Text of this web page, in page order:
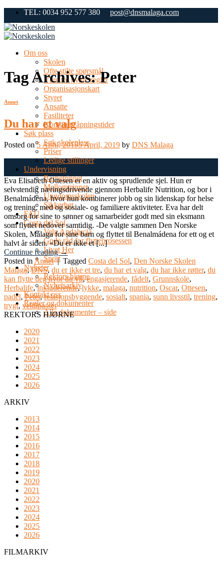
Skip
content
TEL: 0034 952 577 380 post@dnsmalaga.com
Om oss
Skolen
Ofte stilte spørsmål
Våre tre gylne regler
Organisasjonskart
Styret
Ansatte
Fasiliteter
Kontorets åpningstider
Søk plass
Søk skoleplass
Priser
Ledige stillinger
Undervisning
Barnetrinnet
Mellomtrinnet
Ungdomsskolen
Sikkerhet
FAU
Costa del Sol
Velg Andalucia
Gode råd for flytteprosessen
Livet Her
Sport
Nyheter
Rektors hjørne
Nyhetsarkiv
Kontakt oss
Regler og dokumenter
Alle dokumenter – side
Tag Archives:Peter
Annet
Du har et valg
Posted on5 April, 20195 April, 2019 by DNS Malaga
Apr
Eva Elisabeth Ottesen er en aktiv og sprudlende sjel. Hun er
selvstendig næringsdrivende gjennom Herbalife Nutrition, og bor i
Benalmádena, hvor hun kombinerer jobb og sin lidenskap for helse
og trening, med og sosiale- og familiære aktiviteter. Eva har delt
omsorg for sine to sønner og samarbeider godt med sin eksmann
som flyttet nedover samtidig. -De valgte sammen Den Norske
Skolen, Málaga for sine barn og flyttet til Benalmádena for ett og et
halvt år siden. «Du er ikke et [...]
Continue reading→
Posted in Annet | Tagged Costa del Sol, Den Norske Skolen
Malaga,DNS, du er ikke et tre, du har et valg, du har ikke røtter, du
kan flytte deg hvor du vil,engasjerende, fådelt, Grunnskole,
Herbalife,inkluderende,lykke, malaga, nutrition, Oscar, Ottesen,
padel,Peter,relasjonsbyggende, sosialt, spania, sunn livsstil, trening,
trygt, veltilpasset
REKTORS HJØRNE
2020
2021
2022
2023
2024
2025
2026
ARKIV
2013
2014
2015
2016
2017
2018
2019
2020
2021
2022
2023
2024
2025
2026
FILMARKIV